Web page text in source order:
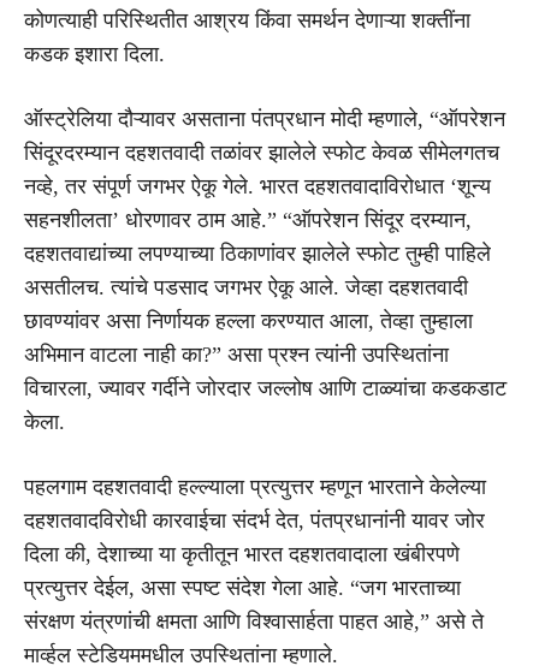
कोणत्याही परिस्थितीत आश्रय किंवा समर्थन देणाऱ्या शक्तींना
कडक इशारा दिला.
ऑस्ट्रेलिया दौऱ्यावर असताना पंतप्रधान मोदी म्हणाले, “ऑपरेशन
सिंदूरदरम्यान दहशतवादी तळांवर झालेले स्फोट केवळ सीमेलगतच
नव्हे, तर संपूर्ण जगभर ऐकू गेले. भारत दहशतवादाविरोधात ‘शून्य
सहनशीलता’ धोरणावर ठाम आहे.” “ऑपरेशन सिंदूर दरम्यान,
दहशतवाद्यांच्या लपण्याच्या ठिकाणांवर झालेले स्फोट तुम्ही पाहिले
असतीलच. त्यांचे पडसाद जगभर ऐकू आले. जेव्हा दहशतवादी
छावण्यांवर असा निर्णायक हल्ला करण्यात आला, तेव्हा तुम्हाला
अभिमान वाटला नाही का?” असा प्रश्न त्यांनी उपस्थितांना
विचारला, ज्यावर गर्दीने जोरदार जल्लोष आणि टाळ्यांचा कडकडाट
केला.
पहलगाम दहशतवादी हल्ल्याला प्रत्युत्तर म्हणून भारताने केलेल्या
दहशतवादविरोधी कारवाईचा संदर्भ देत, पंतप्रधानांनी यावर जोर
दिला की, देशाच्या या कृतीतून भारत दहशतवादाला खंबीरपणे
प्रत्युत्तर देईल, असा स्पष्ट संदेश गेला आहे. “जग भारताच्या
संरक्षण यंत्रणांची क्षमता आणि विश्वासार्हता पाहत आहे,” असे ते
मार्व्हल स्टेडियममधील उपस्थितांना म्हणाले.